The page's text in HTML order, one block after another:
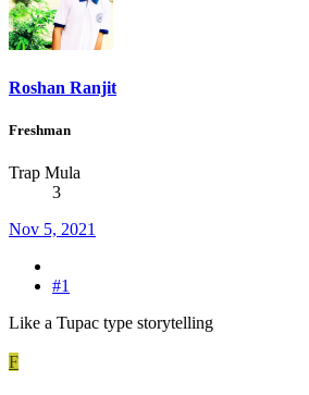
Roshan Ranjit
Freshman
Trap Mula
3
Nov 5, 2021
#1
Like a Tupac type storytelling
F